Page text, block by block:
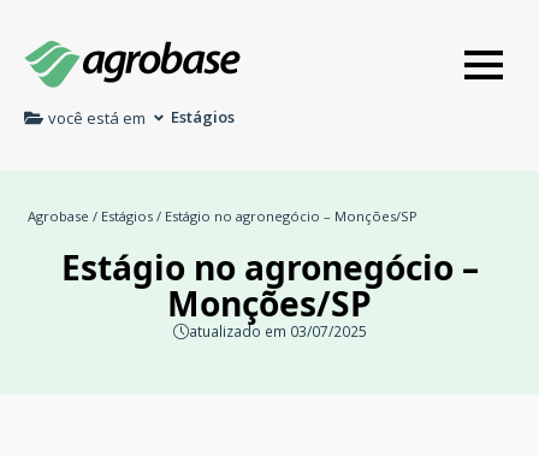
você está em Estágios
Agrobase / Estágios / Estágio no agronegócio – Monções/SP
Estágio no agronegócio –
Monções/SP
atualizado em 03/07/2025